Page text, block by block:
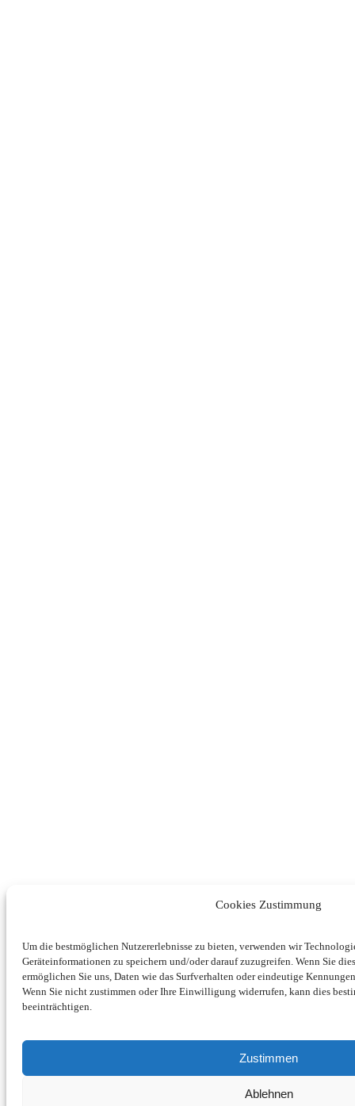
Cookies Zustimmung
Um die bestmöglichen Nutzererlebnisse zu bieten, verwenden wir
Geräteinformationen zu speichern und/oder darauf zuzugreifen. Wenn Sie
ermöglichen Sie uns, Daten wie das Surfverhalten oder eindeutige
Wenn Sie nicht zustimmen oder Ihre Einwilligung widerrufen, kann dies
beeinträchtigen.
Zustimmen
Ablehnen